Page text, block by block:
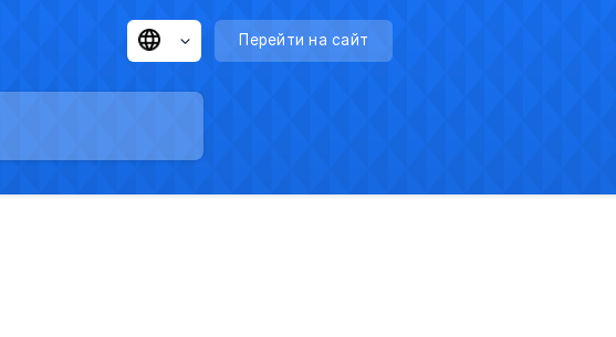
Перейти на сайт